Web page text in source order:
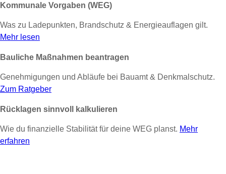
Kommunale Vorgaben (WEG)
Was zu Ladepunkten, Brandschutz & Energieauflagen gilt.
Mehr lesen
Bauliche Maßnahmen beantragen
Genehmigungen und Abläufe bei Bauamt & Denkmalschutz.
Zum Ratgeber
Rücklagen sinnvoll kalkulieren
Wie du finanzielle Stabilität für deine WEG planst. Mehr
erfahren